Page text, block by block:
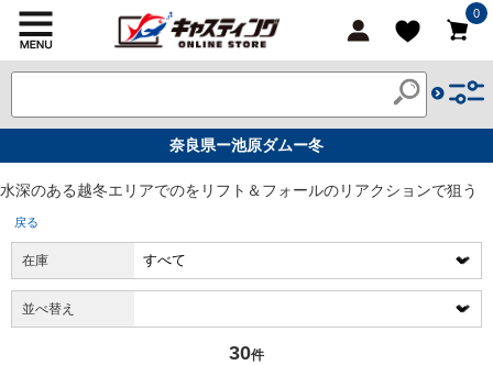
0
奈良県ー池原ダムー冬
水深のある越冬エリアでのをリフト＆フォールのリアクションで狙う
戻る
在庫
並べ替え
30件